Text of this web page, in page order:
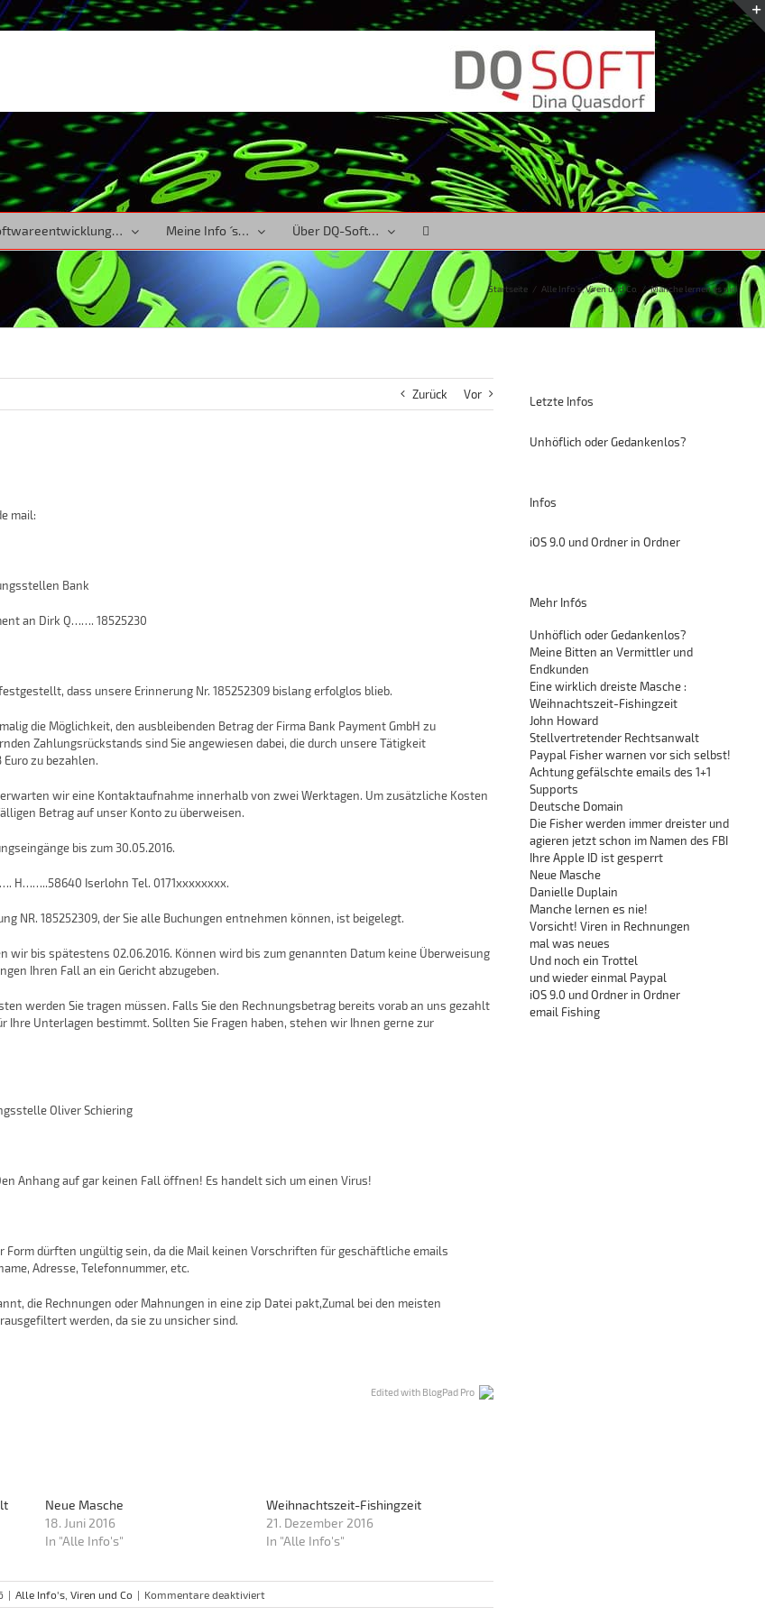
Meine Info ´ s… Über DQ-Soft…
Startseite / Alle Info's,Viren und Co / Manche lernen es nie!
Zurück Vor
mail:
Bank
an Dirk Q……. 18525230
dass unsere Erinnerung Nr. 185252309 bislang erfolglos blieb.
die Möglichkeit, den ausbleibenden Betrag der Firma Bank Payment GmbH zu
Zahlungsrückstands sind Sie angewiesen dabei, die durch unsere Tätigkeit
zu bezahlen.
wir eine Kontaktaufnahme innerhalb von zwei Werktagen. Um zusätzliche Kosten
Betrag auf unser Konto zu überweisen.
bis zum 30.05.2016.
H……..58640 Iserlohn Tel. 0171xxxxxxxx.
NR. 185252309, der Sie alle Buchungen entnehmen können, ist beigelegt.
wir bis spätestens 02.06.2016. Können wird bis zum genannten Datum keine Überweisung
Ihren Fall an ein Gericht abzugeben.
werden Sie tragen müssen. Falls Sie den Rechnungsbetrag bereits vorab an uns gezahlt
Ihre Unterlagen bestimmt. Sollten Sie Fragen haben, stehen wir Ihnen gerne zur
Oliver Schiering
Anhang auf gar keinen Fall öffnen! Es handelt sich um einen Virus!
Form dürften ungültig sein, da die Mail keinen Vorschriften für geschäftliche emails
Adresse, Telefonnummer, etc.
die Rechnungen oder Mahnungen in eine zip Datei pakt,Zumal bei den meisten
werden, da sie zu unsicher sind.
Edited with BlogPad Pro
Neue Masche
18. Juni 2016
In "Alle Info's"
Weihnachtszeit-Fishingzeit
21. Dezember 2016
In "Alle Info's"
| Alle Info's ,Viren und Co | Kommentare deaktiviertfür
Manche
Letzte Infos
Unhöflich oder Gedankenlos?
Infos
iOS 9.0 und Ordner in Ordner
Mehr Info´s
Unhöflich oder Gedankenlos?
Meine Bitten an Vermittler und
Endkunden
Eine wirklich dreiste Masche :
Weihnachtszeit-Fishingzeit
John Howard
Stellvertretender Rechtsanwalt
Paypal Fisher warnen vor sich selbst!
Achtung gefälschte emails des 1+1
Supports
Deutsche Domain
Die Fisher werden immer dreister und
agieren jetzt schon im Namen des FBI
Ihre Apple ID ist gesperrt
Neue Masche
Danielle Duplain
Manche lernen es nie!
Vorsicht! Viren in Rechnungen
mal was neues
Und noch ein Trottel
und wieder einmal Paypal
iOS 9.0 und Ordner in Ordner
email Fishing